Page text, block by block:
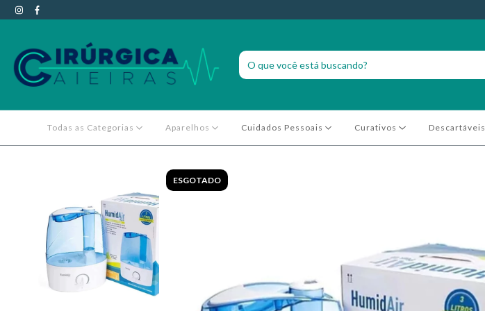
Todas as Categorias Aparelhos Cuidados Pessoais Curativos Descartáveis
ESGOTADO